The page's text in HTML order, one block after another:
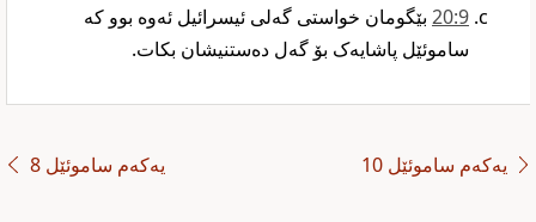
9‏:20
بێگومان خواستی گەلی ئیسرائیل ئەوە بوو کە
ساموئێل پاشایەک بۆ گەل دەستنیشان بکات.‏
یەکەم ساموئێل 8 یەکەم ساموئێل 10